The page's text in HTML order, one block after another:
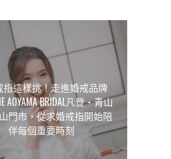
指這樣挑！走進婚戒品牌
AOYAMA BRIDAL凡登‧青山
門市，從求婚戒指開始陪
伴每個重要時刻